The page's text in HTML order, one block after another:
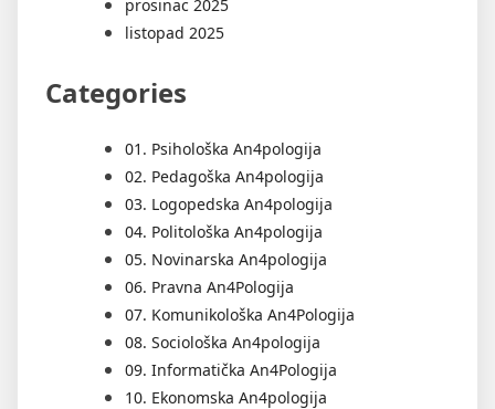
prosinac 2025
listopad 2025
Categories
01. Psihološka An4pologija
02. Pedagoška An4pologija
03. Logopedska An4pologija
04. Politološka An4pologija
05. Novinarska An4pologija
06. Pravna An4Pologija
07. Komunikološka An4Pologija
08. Sociološka An4pologija
09. Informatička An4Pologija
10. Ekonomska An4pologija